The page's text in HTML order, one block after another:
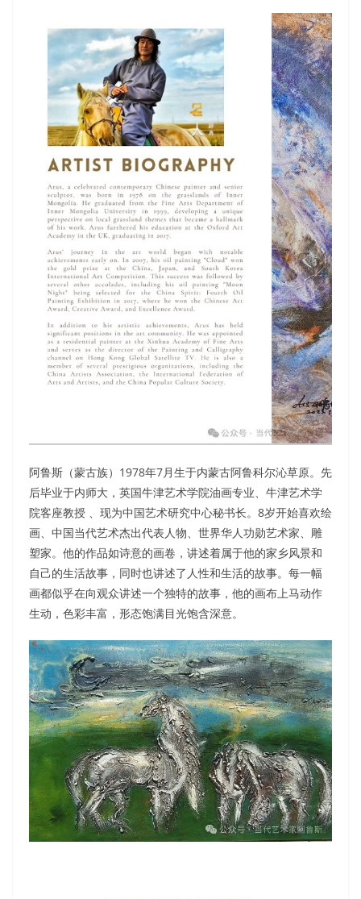
阿鲁斯（蒙古族）1978年7月生于内蒙古阿鲁科尔沁草原。先
后毕业于内师大，英国牛津艺术学院油画专业、牛津艺术学
院客座教授 、现为中国艺术研究中心秘书长。8岁开始喜欢绘
画、中国当代艺术杰出代表人物、世界华人功勋艺术家、雕
塑家。他的作品如诗意的画卷，讲述着属于他的家乡风景和
自己的生活故事，同时也讲述了人性和生活的故事。每一幅
画都似乎在向观众讲述一个独特的故事，他的画布上马动作
生动，色彩丰富，形态饱满目光饱含深意。